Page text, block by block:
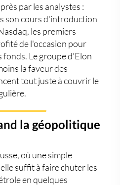
par les analystes :
son cours d'introduction
les premiers
de l'occasion pour
fonds. Le groupe d'Elon
la faveur des
tout juste à couvrir le
la géopolitique
où une simple
suffit à faire chuter les
en quelques